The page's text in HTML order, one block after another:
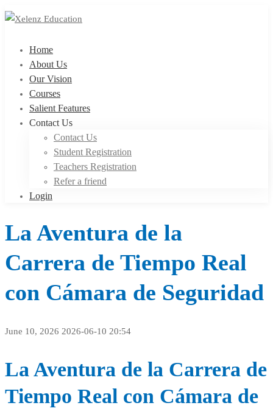
Home
About Us
Our Vision
Courses
Salient Features
Contact Us
Contact Us
Student Registration
Teachers Registration
Refer a friend
Login
La Aventura de la
Carrera de Tiempo Real
con Cámara de Seguridad
June 10, 2026 2026-06-10 20:54
La Aventura de la Carrera de
Tiempo Real con Cámara de